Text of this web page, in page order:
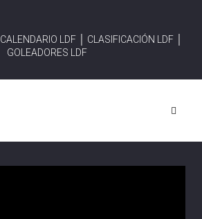
CALENDARIO LDF │ CLASIFICACIÓN LDF │
GOLEADORES LDF